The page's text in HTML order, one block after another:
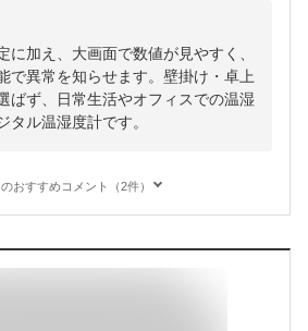
に加え、大画面で数値が見やすく、
で異常を知らせます。壁掛け・卓上
ばず、日常生活やオフィスでの温湿
タル温湿度計です。
おすすめコメント（2件）